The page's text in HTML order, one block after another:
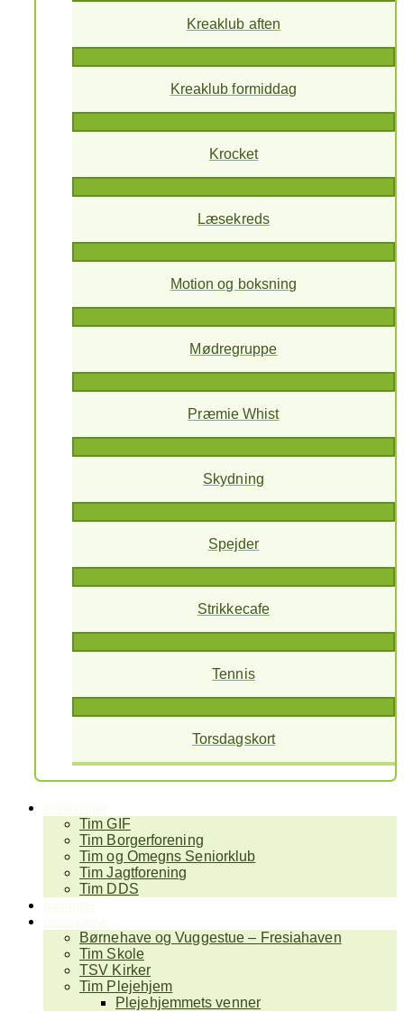
Kreaklub aften
Kreaklub formiddag
Krocket
Læsekreds
Motion og boksning
Mødregruppe
Præmie Whist
Skydning
Spejder
Strikkecafe
Tennis
Torsdagskort
Tim GIF
Tim Borgerforening
Tim og Omegns Seniorklub
Tim Jagtforening
Tim DDS
Børnehave og Vuggestue – Fresiahaven
Tim Skole
TSV Kirker
Tim Plejehjem
Plejehjemmets venner